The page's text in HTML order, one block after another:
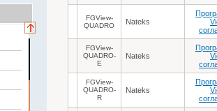
FGView-
QUADRO
Nateks
FGView-
QUADRO-
E
Nateks
FGView-
QUADRO-
R
Nateks